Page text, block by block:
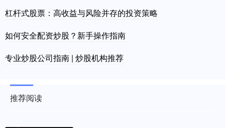
杠杆式股票：高收益与风险并存的投资策略
如何安全配资炒股？新手操作指南
专业炒股公司指南 | 炒股机构推荐
推荐阅读